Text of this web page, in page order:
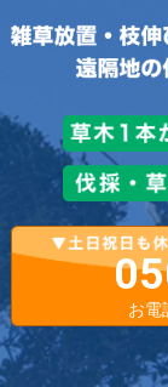
お電